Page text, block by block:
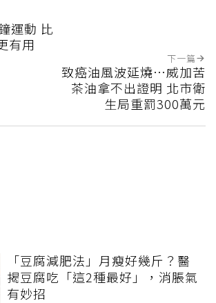
運動 比
有用
下一篇
致癌油風波延燒…威加苦
茶油拿不出證明 北市衛
生局重罰300萬元
「豆腐減肥法」月瘦好幾斤？醫
揭豆腐吃「這2種最好」，消脹氣
有妙招